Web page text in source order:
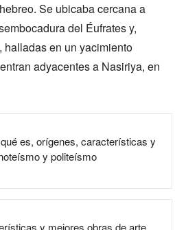
Se ubicaba cercana a
del Éufrates y,
halladas en un yacimiento
adyacentes a Nasiriya, en
es, orígenes, características y
y politeísmo
y mejores obras de arte